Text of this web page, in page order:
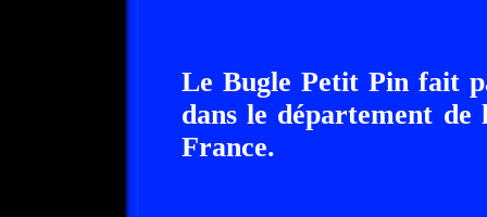
Le Bugle Petit Pin fait
dans le département
France.